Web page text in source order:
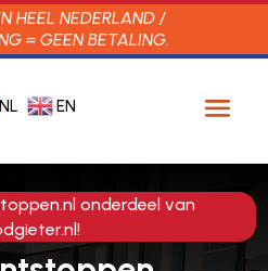
HEEL NEDERLAND /
= GEEN BETALING.
NL EN
onderdeel van